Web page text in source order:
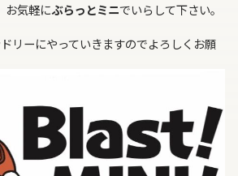
お気軽にぶらっとミニでいらして下さい。
リーにやっていきますのでよろしくお願